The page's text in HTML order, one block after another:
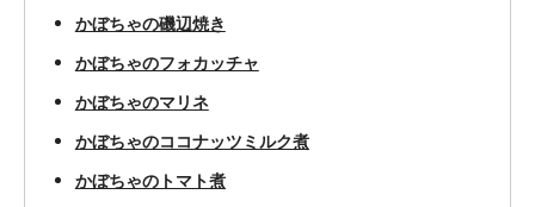
かぼちゃの磯辺焼き
かぼちゃのフォカッチャ
かぼちゃのマリネ
かぼちゃのココナッツミルク煮
かぼちゃのトマト煮